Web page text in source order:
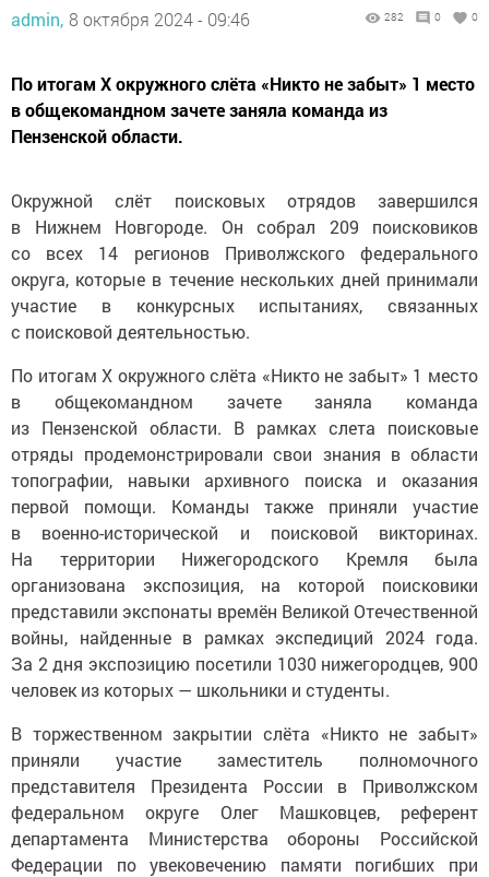
admin, 8 октября 2024 - 09:46 282 0 0
По итогам X окружного слёта «Никто не забыт» 1 место
в общекомандном зачете заняла команда из
Пензенской области.
Окружной слёт поисковых отрядов завершился
в Нижнем Новгороде. Он собрал 209 поисковиков
со всех 14 регионов Приволжского федерального
округа, которые в течение нескольких дней принимали
участие в конкурсных испытаниях, связанных
с поисковой деятельностью.
По итогам X окружного слёта «Никто не забыт» 1 место
в общекомандном зачете заняла команда
из Пензенской области. В рамках слета поисковые
отряды продемонстрировали свои знания в области
топографии, навыки архивного поиска и оказания
первой помощи. Команды также приняли участие
в военно-исторической и поисковой викторинах.
На территории Нижегородского Кремля была
организована экспозиция, на которой поисковики
представили экспонаты времён Великой Отечественной
войны, найденные в рамках экспедиций 2024 года.
За 2 дня экспозицию посетили 1030 нижегородцев, 900
человек из которых — школьники и студенты.
В торжественном закрытии слёта «Никто не забыт»
приняли участие заместитель полномочного
представителя Президента России в Приволжском
федеральном округе Олег Машковцев, референт
департамента Министерства обороны Российской
Федерации по увековечению памяти погибших при